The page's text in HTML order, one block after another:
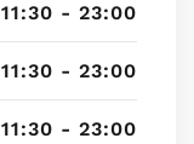
11:30 - 23:00
11:30 - 23:00
11:30 - 23:00